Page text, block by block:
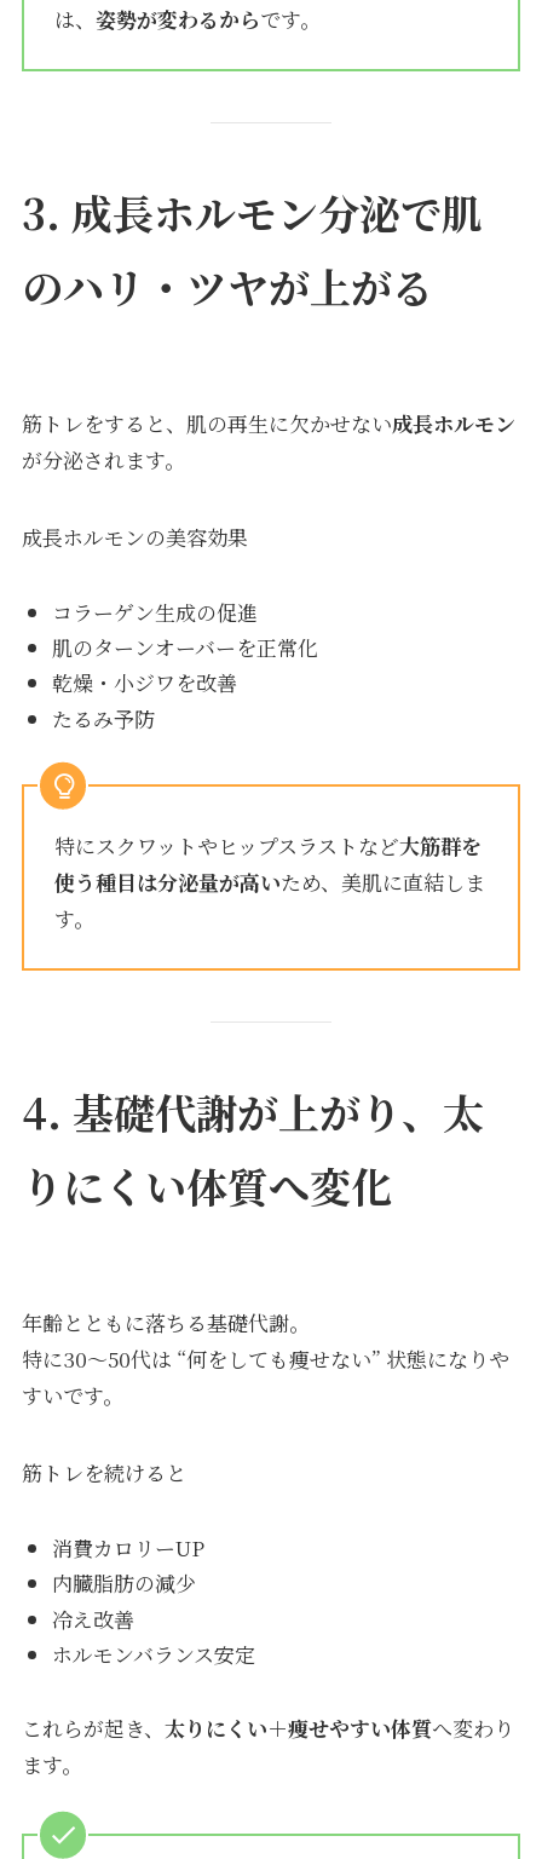
は、姿勢が変わるからです。
3. 成長ホルモン分泌で肌
のハリ・ツヤが上がる
筋トレをすると、肌の再生に欠かせない成長ホルモン
が分泌されます。
成長ホルモンの美容効果
コラーゲン生成の促進
肌のターンオーバーを正常化
乾燥・小ジワを改善
たるみ予防
特にスクワットやヒップスラストなど大筋群を
使う種目は分泌量が高いため、美肌に直結しま
す。
4. 基礎代謝が上がり、太
りにくい体質へ変化
年齢とともに落ちる基礎代謝。
特に30〜50代は “何をしても痩せない” 状態になりや
すいです。
筋トレを続けると
消費カロリーUP
内臓脂肪の減少
冷え改善
ホルモンバランス安定
これらが起き、 太りにくい＋痩せやすい体質へ変わり
ます。